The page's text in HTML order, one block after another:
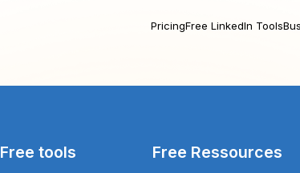
PricingFree LinkedIn Tools
Free tools Free Ressources